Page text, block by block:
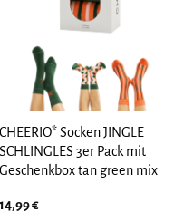
CHEERIO* Socken JINGLE
SCHLINGLES 3er Pack mit
Geschenkbox tan green mix
14,99€